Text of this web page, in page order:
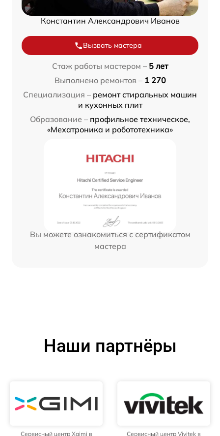
Константин Александрович Иванов
Вызвать мастера
Стаж работы мастером – 5 лет
Выполнено ремонтов – 1 270
Специализация – ремонт стиральных машин
и кухонных плит
Образование – профильное техническое,
«Мехатроника и робототехника»
Вы можете ознакомиться с сертификатом
мастера
Наши партнёры
Сервисный центр Xgimi в
Сервисный центр Vivitek в